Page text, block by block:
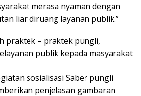
merasa nyaman dengan
liar diruang layanan publik.”
praktek – praktek pungli,
publik kepada masyarakat
sosialisasi Saber pungli
penjelasan gambaran